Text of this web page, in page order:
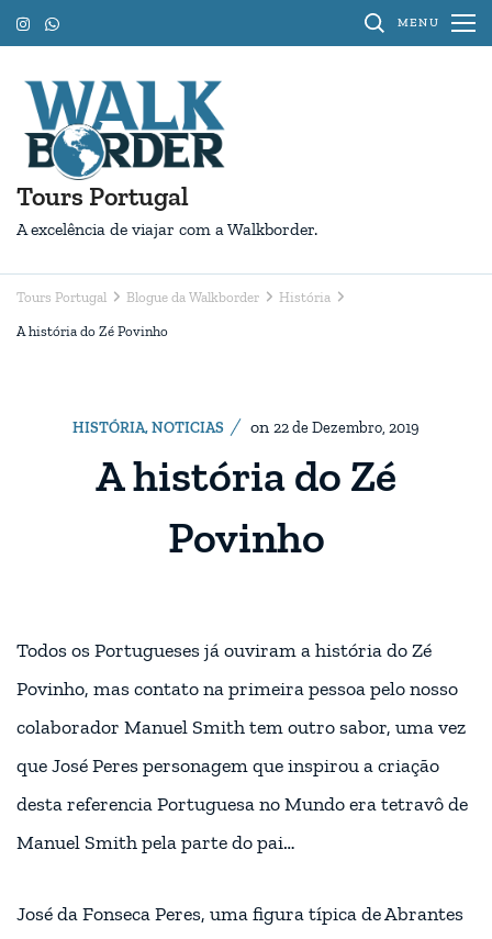
Pular
para
conteúdo
(Pressione
MENU
Tours Portugal
A excelência de viajar com a Walkborder.
Tours Portugal Blogue da Walkborder História
A história do Zé Povinho
HISTÓRIA,NOTICIAS on 22 de Dezembro, 2019
A história do Zé
Povinho
Todos os Portugueses já ouviram a história do Zé
Povinho, mas contato na primeira pessoa pelo nosso
colaborador Manuel Smith tem outro sabor, uma vez
que José Peres personagem que inspirou a criação
desta referencia Portuguesa no Mundo era tetravô de
Manuel Smith pela parte do pai…
José da Fonseca Peres, uma figura típica de Abrantes